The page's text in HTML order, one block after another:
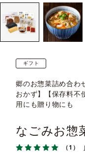
ギフト
郷のお惣菜詰め合わ
おかず】【保存料
用にも贈り物にも
なごみお惣
（1）